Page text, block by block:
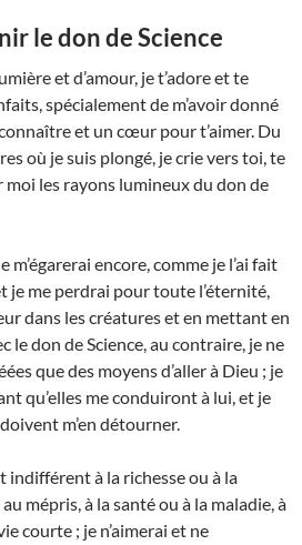
le don de Science
et d’amour, je t’adore et te
spécialement de m’avoir donné
et un cœur pour t’aimer. Du
où je suis plongé, je crie vers toi, te
les rayons lumineux du don de
m’égarerai encore, comme je l’ai fait
je me perdrai pour toute l’éternité,
dans les créatures et en mettant en
le don de Science, au contraire, je ne
que des moyens d’aller à Dieu ; je
qu’elles me conduiront à lui, et je
m’en détourner.
indifférent à la richesse ou à la
mépris, à la santé ou à la maladie, à
courte ; je n’aimerai et ne